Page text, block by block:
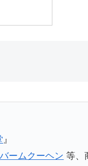
』
ームクーヘン 等、